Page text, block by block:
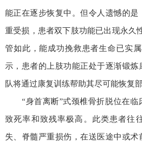
能正在逐步恢复中。但令人遗憾的是
重受损，患者双下肢功能已出现永久
管如此，能成功挽救患者生命已实
示，患者的上肢功能正处于逐渐锻炼
队将通过康复训练帮助其尽可能恢复
“身首离断”式颈椎骨折脱位在临
致死率和致残率极高。此类患者往
失、脊髓严重损伤，在送医途中或术